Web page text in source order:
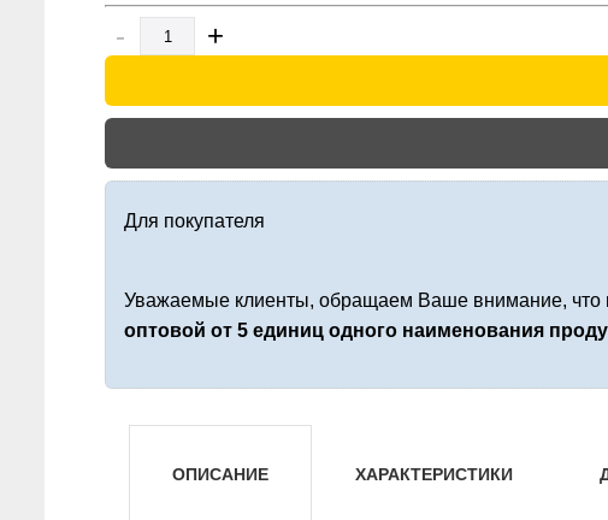
-
+
Для покупателя
Уважаемые клиенты, обращаем Ваше внимание, что
оптовой от 5 единиц одного наименования
ОПИСАНИЕ ХАРАКТЕРИСТИКИ